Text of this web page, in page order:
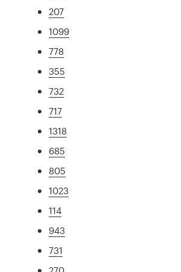
207
1099
778
355
732
717
1318
685
805
1023
114
943
731